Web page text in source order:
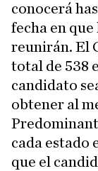
conocerá
fecha en que
reunirán. El
total de 538
candidato
obtener al
cada estado
que el